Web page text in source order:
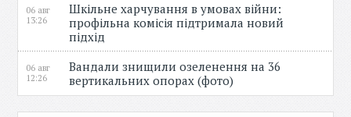
06 авг
13:26
Шкільне харчування в умовах війни:
профільна комісія підтримала новий
підхід
06 авг
12:26
Вандали знищили озеленення на 36
вертикальних опорах (фото)